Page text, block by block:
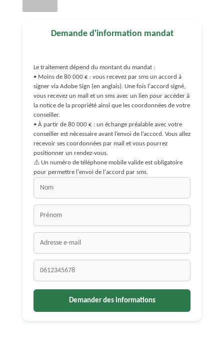
Demande d'information mandat
Le traitement dépend du montant du mandat :
• Moins de 80 000 € : vous recevez par sms un accord à
signer via Adobe Sign (en anglais). Une fois l'accord signé,
vous recevez un mail et un sms avec un lien pour accéder à
la notice de la propriété ainsi que les coordonnées de votre
conseiller.
• À partir de 80 000 € : un échange préalable avec votre
conseiller est nécessaire avant l’envoi de l’accord. Vous allez
recevoir ses coordonnées par mail et vous pourrez
positionner un rendez-vous.
⚠️ Un numéro de téléphone mobile valide est obligatoire
pour permettre l'envoi de l'accord par sms.